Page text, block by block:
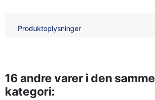
Produktoplysninger
16 andre varer i den samme
kategori: